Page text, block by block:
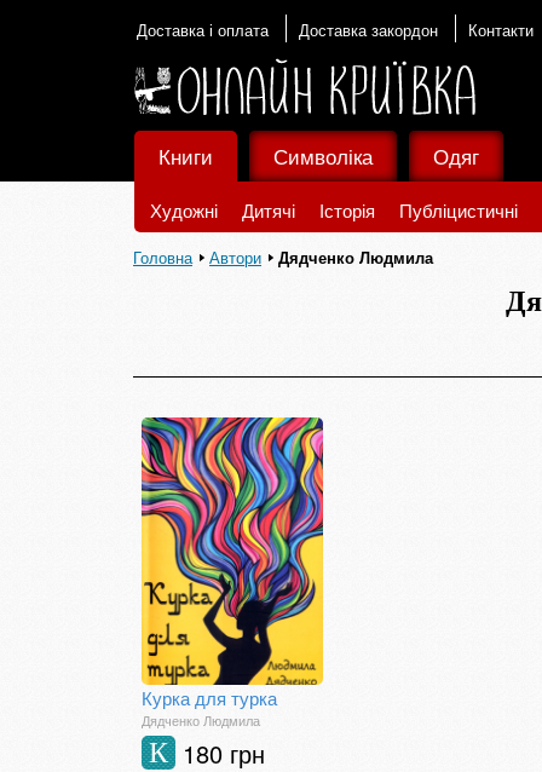
Доставка і оплата Доставка закордон Контакти
Книги
Художні Дитячі Історія Публіцистичні
Символіка Одяг
Головна Автори Дядченко Людмила
Курка для турка
Дядченко Людмила
180 грн
К